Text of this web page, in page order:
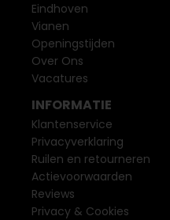
Eindhoven
Vianen
Openingstijden
Over Ons
Vacatures
INFORMATIE
Klantenservice
Privacyverklaring
Ruilen en retourneren
Actievoorwaarden
Reviews
Privacy & Cookies